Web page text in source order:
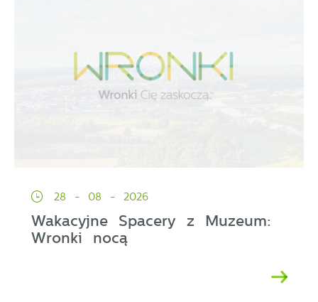
28 - 08 - 2026
Wakacyjne Spacery z Muzeum:
Wronki nocą